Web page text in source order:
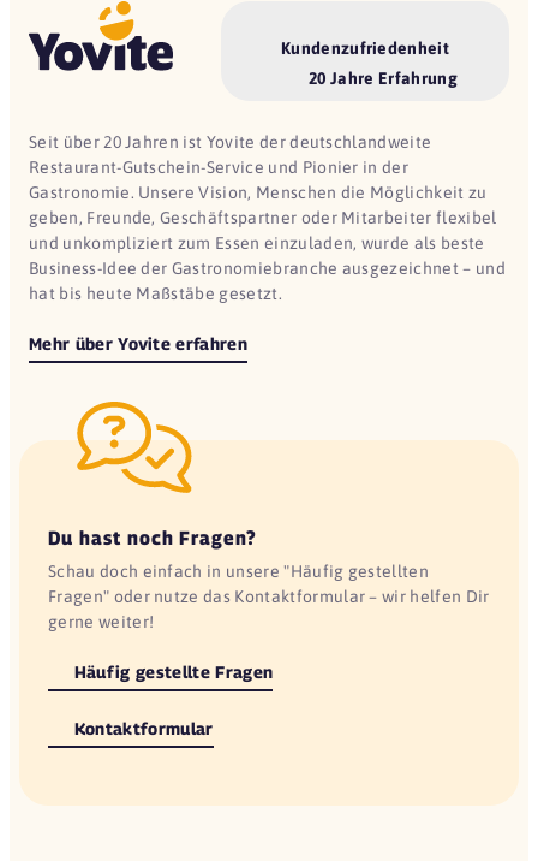
Kundenzufriedenheit
20 Jahre Erfahrung
Seit über 20 Jahren ist Yovite der deutschlandweite
Restaurant-Gutschein-Service und Pionier in der
Gastronomie. Unsere Vision, Menschen die Möglichkeit zu
geben, Freunde, Geschäftspartner oder Mitarbeiter flexibel
und unkompliziert zum Essen einzuladen, wurde als beste
Business-Idee der Gastronomiebranche ausgezeichnet – und
hat bis heute Maßstäbe gesetzt.
Mehr über Yovite erfahren
Du hast noch Fragen?
Schau doch einfach in unsere "Häufig gestellten
Fragen" oder nutze das Kontaktformular – wir helfen Dir
gerne weiter!
Häufig gestellte Fragen
Kontaktformular